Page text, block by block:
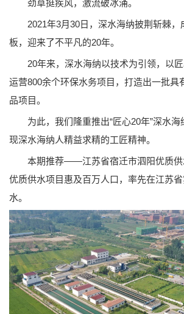
劲草挺疾风，激流破冰涌。
2021年3月30日，深水海纳披荆斩棘，
板，迎来了不平凡的20年。
20年来，深水海纳以技术为引领，以匠
运营800余个环保水务项目，打造出一批具
品项目。
为此，我们隆重推出“匠心20年”深水海
现深水海纳人精益求精的工匠精神。
本期推荐——江苏省宿迁市泗阳优质供
优质供水项目惠及百万人口，率先在江苏
水。